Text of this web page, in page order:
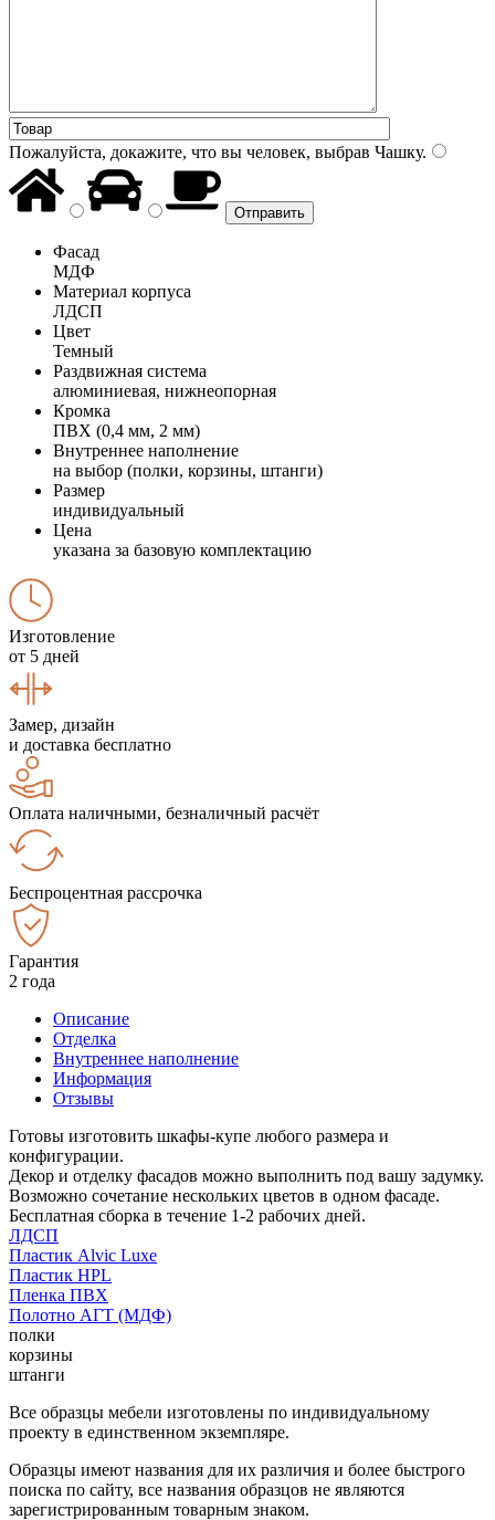
Пожалуйста, докажите, что вы человек, выбрав Чашку.
Фасад
МДФ
Материал корпуса
ЛДСП
Цвет
Темный
Раздвижная система
алюминиевая, нижнеопорная
Кромка
ПВХ (0,4 мм, 2 мм)
Внутреннее наполнение
на выбор (полки, корзины, штанги)
Размер
индивидуальный
Цена
указана за базовую комплектацию
Изготовление
от 5 дней
Замер, дизайн
и доставка бесплатно
Оплата наличными, безналичный расчёт
Беспроцентная рассрочка
Гарантия
2 года
Описание
Отделка
Внутреннее наполнение
Информация
Отзывы
Готовы изготовить шкафы-купе любого размера и
конфигурации.
Декор и отделку фасадов можно выполнить под вашу задумку.
Возможно сочетание нескольких цветов в одном фасаде.
Бесплатная сборка в течение 1-2 рабочих дней.
ЛДСП
Пластик Alvic Luxe
Пластик HPL
Пленка ПВХ
Полотно АГТ (МДФ)
полки
корзины
штанги
Все образцы мебели изготовлены по индивидуальному
проекту в единственном экземпляре.
Образцы имеют названия для их различия и более быстрого
поиска по сайту, все названия образцов не являются
зарегистрированным товарным знаком.